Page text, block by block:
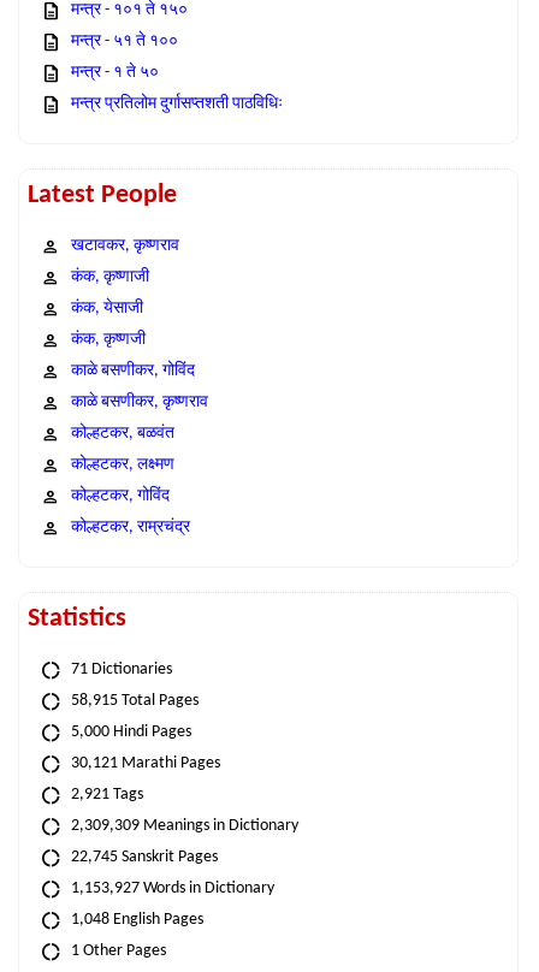
मन्त्र - १०१ ते १५०
मन्त्र - ५१ ते १००
मन्त्र - १ ते ५०
मन्त्र प्रतिलोम दुर्गासप्तशती पाठविधिः
Latest People
खटावकर, कृष्णराव
कंक, कृष्णाजी
कंक, येसाजी
कंक, कृष्णजी
काळे बसणीकर, गोविंद
काळे बसणीकर, कृष्णराव
कोल्हटकर, बळवंत
कोल्हटकर, लक्ष्मण
कोल्हटकर, गोविंद
कोल्हटकर, राम्रचंद्र
Statistics
71 Dictionaries
58,915 Total Pages
5,000 Hindi Pages
30,121 Marathi Pages
2,921 Tags
2,309,309 Meanings in Dictionary
22,745 Sanskrit Pages
1,153,927 Words in Dictionary
1,048 English Pages
1 Other Pages